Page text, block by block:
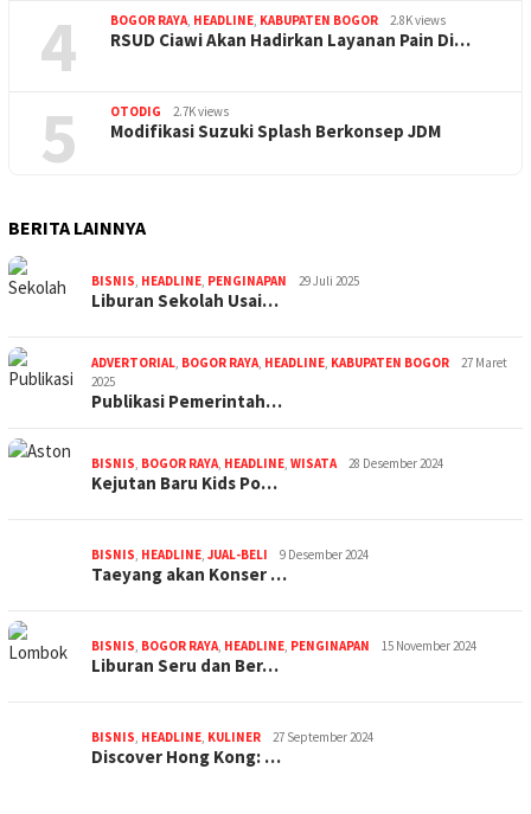
4 BOGOR RAYA, HEADLINE, KABUPATEN BOGOR 2.8K views
RSUD Ciawi Akan Hadirkan Layanan Pain Di…
5 OTODIG 2.7K views
Modifikasi Suzuki Splash Berkonsep JDM
BERITA LAINNYA
BISNIS, HEADLINE, PENGINAPAN 29 Juli 2025
Liburan Sekolah Usai…
ADVERTORIAL, BOGOR RAYA, HEADLINE, KABUPATEN BOGOR
27 Maret
2025
Publikasi Pemerintah…
BISNIS, BOGOR RAYA, HEADLINE, WISATA 28 Desember 2024
Kejutan Baru Kids Po…
BISNIS, HEADLINE, JUAL-BELI 9 Desember 2024
Taeyang akan Konser …
BISNIS, BOGOR RAYA, HEADLINE, PENGINAPAN 15 November 2024
Liburan Seru dan Ber…
BISNIS, HEADLINE, KULINER 27 September 2024
Discover Hong Kong: …